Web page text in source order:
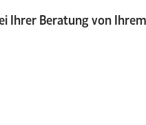
Ihrer Beratung von Ihrem